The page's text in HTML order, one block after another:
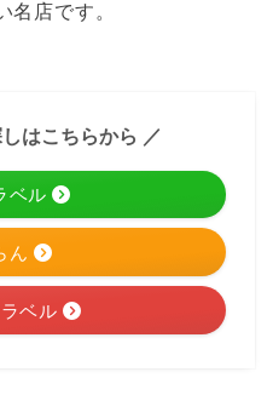
名店です。
はこちらから ／
ベル
ん
ベル